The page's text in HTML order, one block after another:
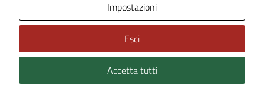
Technical Design s.r.l.
Impostazioni
Esci
Accetta tutti